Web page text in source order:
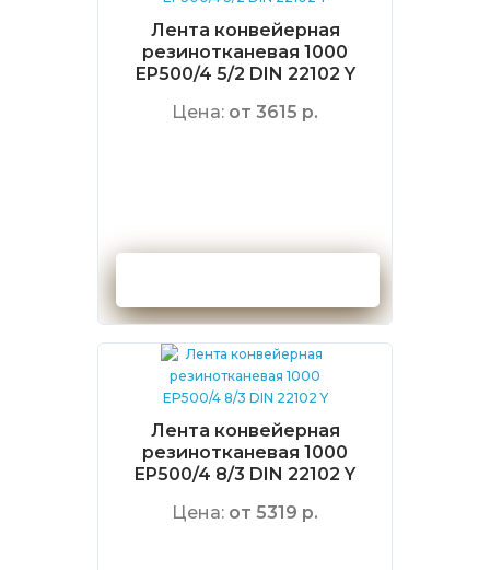
Лента конвейерная
резинотканевая 1000
EP500/4 5/2 DIN 22102 Y
Цена: от 3615 р.
Лента конвейерная
резинотканевая 1000
EP500/4 8/3 DIN 22102 Y
Цена: от 5319 р.